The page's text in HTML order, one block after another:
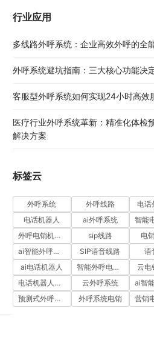
行业应用
多线路外呼系统：企业高效外呼的全
外呼系统避坑指南：三大核心功能决
客服型外呼系统如何实现24小时高效
医疗行业外呼系统革新：精准化体检
解决方案​
标签云
外呼系统 外呼线路
电话
电话机器人
ai外呼系统
外呼电销机器人
sip线路
电
ai智能外呼系统
SIP语音线路
语
ai电话机器人
智能外呼电销机器人
云电
电话机器人外呼
云外呼系统
预测式外呼系统
外呼系统电销